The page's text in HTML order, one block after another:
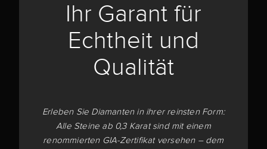
Ihr Garant für
Echtheit und
Qualität
Erleben Sie Diamanten in ihrer reinsten Form:
Alle Steine ab 0,3 Karat sind mit einem
renommierten GIA-Zertifikat versehen – dem